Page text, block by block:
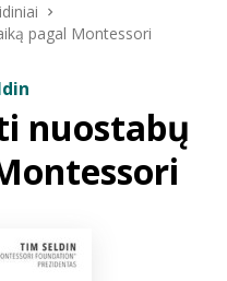
pagal Montessori
nuostabų